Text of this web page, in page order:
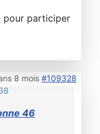
pour participer
8 mois #109328
46